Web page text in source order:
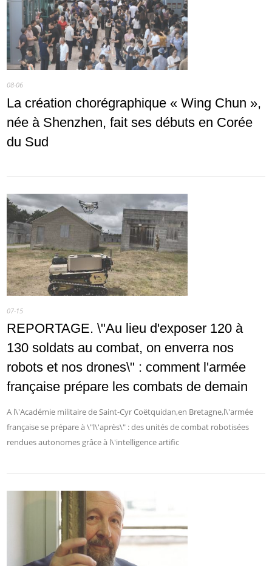
08-06
La création chorégraphique « Wing Chun »,
née à Shenzhen, fait ses débuts en Corée
du Sud
07-15
REPORTAGE. \"Au lieu d'exposer 120 à
130 soldats au combat, on enverra nos
robots et nos drones\" : comment l'armée
française prépare les combats de demain
A l\'Académie militaire de Saint-Cyr Coëtquidan,en Bretagne,l\'armée
française se prépare à \"l\'après\" : des unités de combat robotisées
rendues autonomes grâce à l\'intelligence artific